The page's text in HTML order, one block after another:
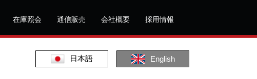
在庫照会 通信販売 会社概要 採用情報
日本語 English